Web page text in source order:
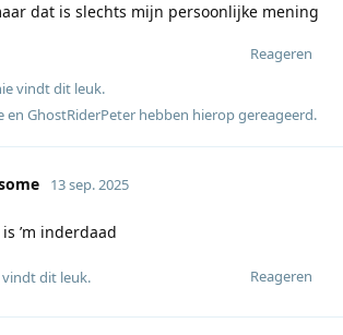
dat is slechts mijn persoonlijke mening
Reageren
vindt dit leuk.
en GhostRiderPeter hebben hierop gereageerd.
13 sep. 2025
’m inderdaad
Reageren
vindt dit leuk.